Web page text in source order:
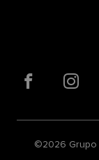
Facebook
©2026 Grupo